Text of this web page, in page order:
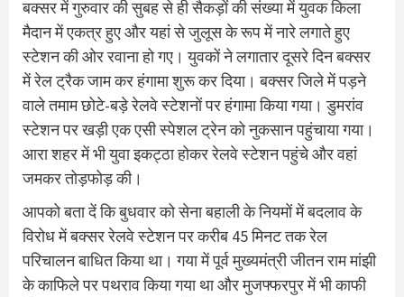
बक्सर में गुरुवार की सुबह से ही सैकड़ों की संख्या में युवक किला
मैदान में एकत्र हुए और यहां से जुलूस के रूप में नारे लगाते हुए
स्टेशन की ओर रवाना हो गए। युवकों ने लगातार दूसरे दिन बक्‍सर
में रेल ट्रैक जाम कर हंगामा शुरू कर दिया। बक्‍सर जिले में पड़ने
वाले तमाम छोटे-बड़े रेलवे स्‍टेशनों पर हंगामा किया गया। डुमरांव
स्‍टेशन पर खड़ी एक एसी स्‍पेशल ट्रेन को नुकसान पहुंचाया गया।
आरा शहर में भी युवा इकट्ठा होकर रेलवे स्‍टेशन पहुंचे और वहां
जमकर तोड़फोड़ की।
आपको बता दें कि बुधवार को सेना बहाली के नियमों में बदलाव के
विरोध में बक्‍सर रेलवे स्‍टेशन पर करीब 45 मिनट तक रेल
परिचालन बाधित किया था। गया में पूर्व मुख्‍यमंत्री जीतन राम मांझी
के काफिले पर पथराव किया गया था और मुजफ्फरपुर में भी काफी